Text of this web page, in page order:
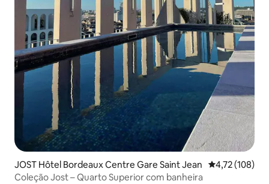
JOST Hôtel Bordeaux Centre Gare Saint Jean 4,72 de uma
4,72 (108)
Coleção Jost – Quarto Superior com banheira